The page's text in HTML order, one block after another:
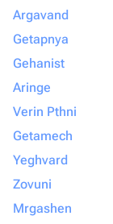
Argavand
Getapnya
Gehanist
Aringe
Verin Pthni
Getamech
Yeghvard
Zovuni
Mrgashen